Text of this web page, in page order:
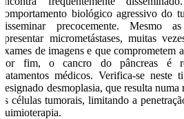
comportamento biológico agressivo do
disseminar precocemente. Mesmo
apresentar micrometástases, muitas
exames de imagens e que comprometem
Por fim, o cancro do pâncreas é
tratamentos médicos. Verifica-se
designado desmoplasia, que resulta numa
as células tumorais, limitando a
quimioterapia.